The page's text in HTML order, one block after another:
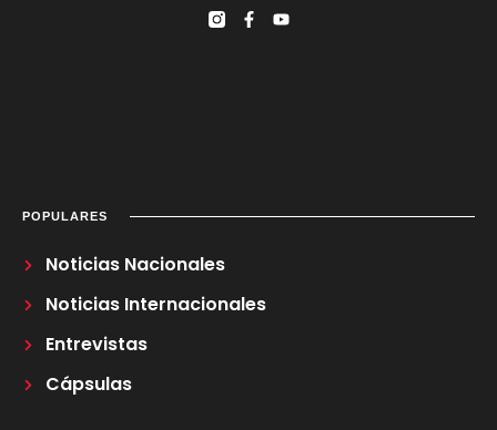
POPULARES
Noticias Nacionales
Noticias Internacionales
Entrevistas
Cápsulas